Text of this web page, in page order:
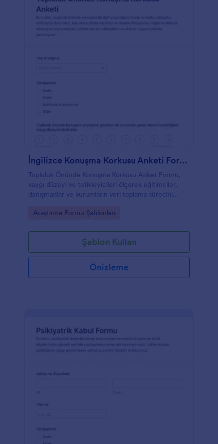
İngilizce Konuşma Korkusu Anketi Formu
Topluluk Önünde Konuşma Korkusu Anket Formu,
kaygı düzeyi ve tetikleyicileri ölçerek eğitimciler,
danışmanlar ve kurumların veri toplama sürecini
Go to Category:
Araştırma Formu Şablonları
Şablon Kullan
Önizleme